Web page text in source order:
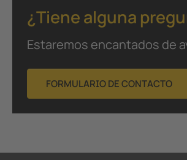
¿Tiene alguna
Estaremos encantados de
FORMULARIO DE CONTACTO